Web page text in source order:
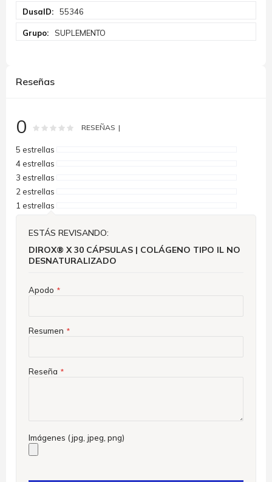
55346
SUPLEMENTO
Reseñas
0 Rating: % of100
RESEÑAS
5 estrellas
4 estrellas
3 estrellas
2 estrellas
1 estrellas
ESTÁS REVISANDO:
DIROX® X 30 CÁPSULAS | COLÁGENO TIPO IL NO
DESNATURALIZADO
Apodo
Resumen
Reseña
Imágenes (jpg, jpeg, png)